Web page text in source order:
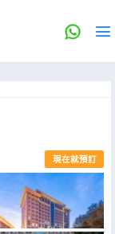
現在就預訂